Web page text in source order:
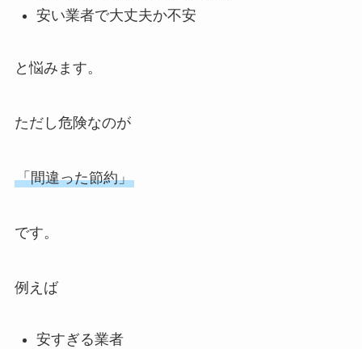
安い業者で大丈夫か不安
と悩みます。
ただし危険なのが
「間違った節約」
です。
例えば
安すぎる業者